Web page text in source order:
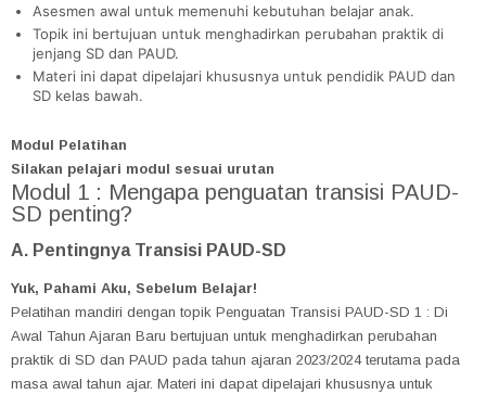
Asesmen awal untuk memenuhi kebutuhan belajar anak.
Topik ini bertujuan untuk menghadirkan perubahan praktik di
jenjang SD dan PAUD.
Materi ini dapat dipelajari khususnya untuk pendidik PAUD dan
SD kelas bawah.
Modul Pelatihan
Silakan pelajari modul sesuai urutan
Modul 1 : Mengapa penguatan transisi PAUD-
SD penting?
A. Pentingnya Transisi PAUD-SD
Yuk, Pahami Aku, Sebelum Belajar!
Pelatihan mandiri dengan topik Penguatan Transisi PAUD-SD 1 : Di
Awal Tahun Ajaran Baru bertujuan untuk menghadirkan perubahan
praktik di SD dan PAUD pada tahun ajaran 2023/2024 terutama pada
masa awal tahun ajar. Materi ini dapat dipelajari khususnya untuk